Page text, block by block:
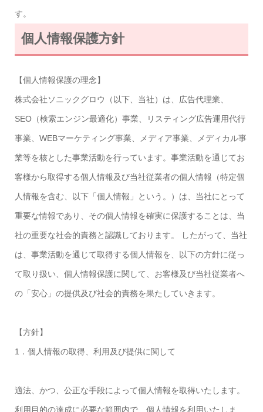
す。
個人情報保護方針
【個人情報保護の理念】
株式会社ソニックグロウ（以下、当社）は、広告代理業、
SEO（検索エンジン最適化）事業、リスティング広告運用代行
事業、WEBマーケティング事業、メディア事業、メディカル事
業等を核とした事業活動を行っています。事業活動を通じてお
客様から取得する個人情報及び当社従業者の個人情報（特定個
人情報を含む、以下「個人情報」という。）は、当社にとって
重要な情報であり、その個人情報を確実に保護することは、当
社の重要な社会的責務と認識しております。 したがって、当社
は、事業活動を通じて取得する個人情報を、以下の方針に従っ
て取り扱い、個人情報保護に関して、お客様及び当社従業者へ
の「安心」の提供及び社会的責務を果たしていきます。
【方針】
1．個人情報の取得、利用及び提供に関して
適法、かつ、公正な手段によって個人情報を取得いたします。
利用目的の達成に必要な範囲内で、個人情報を利用いたしま